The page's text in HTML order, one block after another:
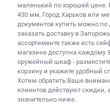
маленький по хорошей цене.
430 мм, Город Харьков или
документов купить можно по
заказать доставку в
ассортименте также есть
магазине доступна
оружейный шкаф -
корзину и укажите удобный
Хотим обратить Ваше
клиентов действуют скидки, а
значительно ниже.